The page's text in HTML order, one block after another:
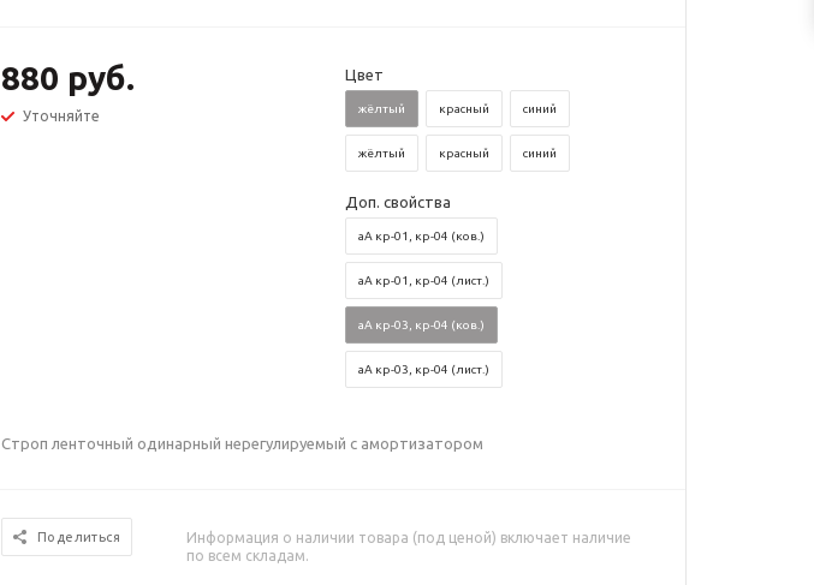
880 руб.
Уточняйте
Цвет
жёлтый красный синий
жёлтый красный синий
Доп. свойства
аА кр-01, кр-04 (ков.)
аА кр-01, кр-04 (лист.)
аА кр-03, кр-04 (ков.)
аА кр-03, кр-04 (лист.)
Строп ленточный одинарный нерегулируемый с амортизатором
Поделиться
Информация о наличии товара (под ценой) включает наличие
по всем складам.